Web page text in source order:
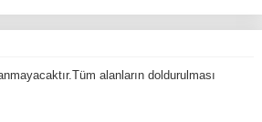
alanların doldurulması